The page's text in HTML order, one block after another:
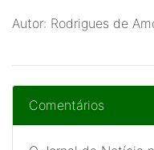
Autor: Rodrigues de
Comentários